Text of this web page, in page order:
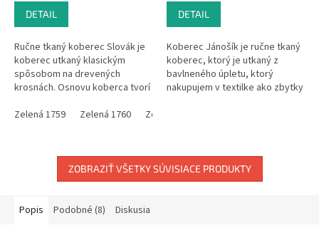
DETAIL
Ručne tkaný koberec Slovák je
koberec utkaný klasickým
spôsobom na drevených
krosnách. Osnovu koberca tvorí
útku (materiál, ktorý sa používa
Zelená 1759 Zelená 1760 Zelená 1770
DETAIL
Koberec Jánošík je ručne tkaný
koberec, ktorý je utkaný z
bavlneného úpletu, ktorý
nakupujem v textilke ako zbytky
ZOBRAZIŤ VŠETKY SÚVISIACE PRODUKTY
Popis Podobné (8) Diskusia